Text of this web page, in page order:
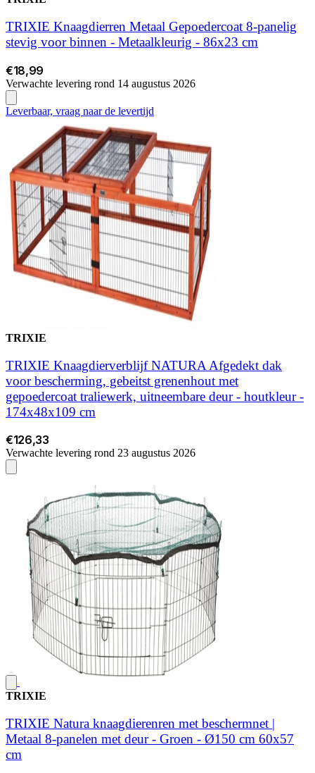
TRIXIE Knaagdierren Metaal Gepoedercoat 8-panelig
stevig voor binnen - Metaalkleurig - 86x23 cm
€18,99
Verwachte levering rond 14 augustus 2026
Leverbaar, vraag naar de levertijd
TRIXIE
TRIXIE Knaagdierverblijf NATURA Afgedekt dak
voor bescherming, gebeitst grenenhout met
gepoedercoat traliewerk, uitneembare deur - houtkleur -
174x48x109 cm
€126,33
Verwachte levering rond 23 augustus 2026
TRIXIE
TRIXIE Natura knaagdierenren met beschermnet |
Metaal 8-panelen met deur - Groen - Ø150 cm 60x57
cm